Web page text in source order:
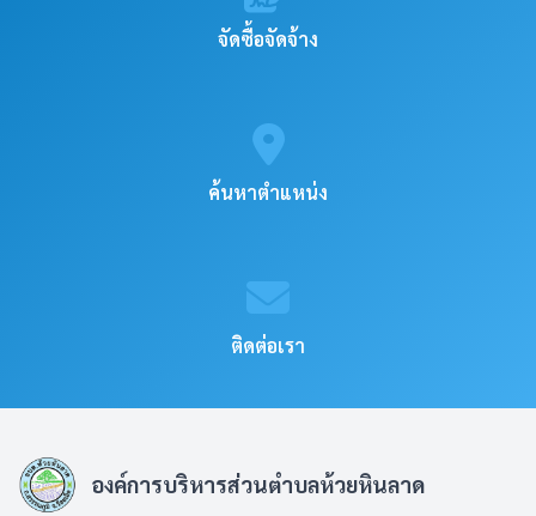
จัดซื้อจัดจ้าง
ค้นหาตำแหน่ง
ติดต่อเรา
องค์การบริหารส่วนตำบลห้วยหินลาด